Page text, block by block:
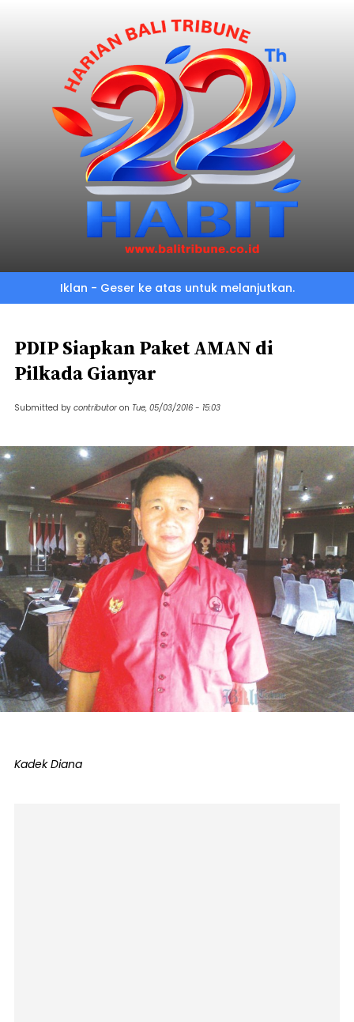
Iklan - Geser ke atas untuk melanjutkan.
PDIP Siapkan Paket AMAN di
Pilkada Gianyar
Submitted by contributor on Tue, 05/03/2016 - 15:03
Kadek Diana